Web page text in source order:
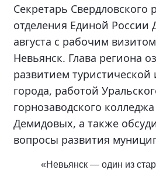
Секретарь Свердловского
отделения Единой России
августа с рабочим
Невьянск. Глава региона
развитием туристической
города, работой
горнозаводского
Демидовых, а также
вопросы развития
«Невьянск — один из